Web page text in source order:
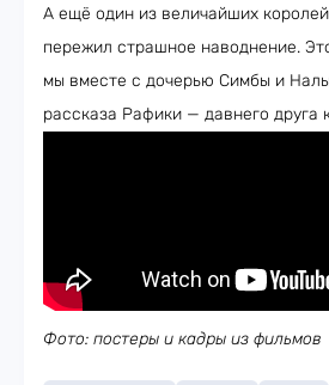
А ещё один из величайших
пережил страшное наводнение.
мы вместе с дочерью Симбы и
рассказа Рафики — давнего друга
Фото: постеры и кадры из фильмов